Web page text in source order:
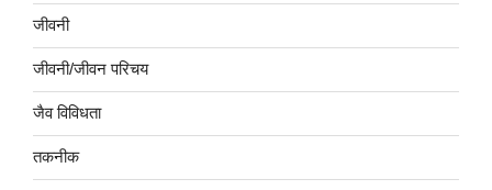
जीवनी
जीवनी/जीवन परिचय
जैव विविधता
तकनीक